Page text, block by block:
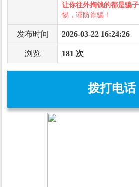
让你往外掏钱的都是骗子
惕，谨防诈骗！
发布时间 2026-03-22 16:24:26
浏览 181 次
拨打电话